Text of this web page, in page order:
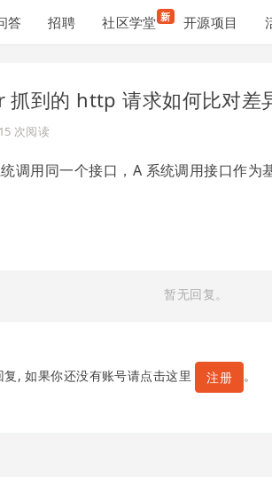
答 招聘 社区学堂 新 开源项目
到的 http 请求如何比对差
次阅读
调用同一个接口，A 系统调用接口作为
暂无回复。
复, 如果你还没有账号请点击这里 注册 。